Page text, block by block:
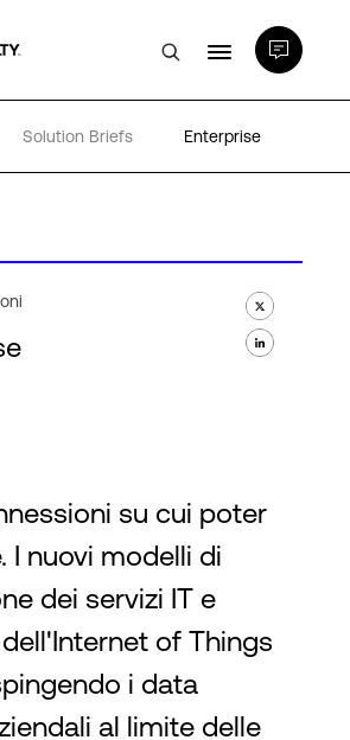
Solution Briefs Enterprise
su cui poter
I nuovi modelli di
dei servizi IT e
of Things
i data
al limite delle